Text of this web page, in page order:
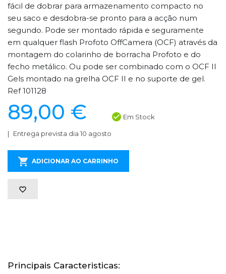
fácil de dobrar para armazenamento compacto no
seu saco e desdobra-se pronto para a acção num
segundo. Pode ser montado rápida e seguramente
em qualquer flash Profoto OffCamera (OCF) através da
montagem do colarinho de borracha Profoto e do
fecho metálico. Ou pode ser combinado com o OCF II
Gels montado na grelha OCF II e no suporte de gel.
Ref 101128
89,00 € Em Stock
Entrega prevista dia 10 agosto
ADICIONAR AO CARRINHO
Principais Caracteristicas: